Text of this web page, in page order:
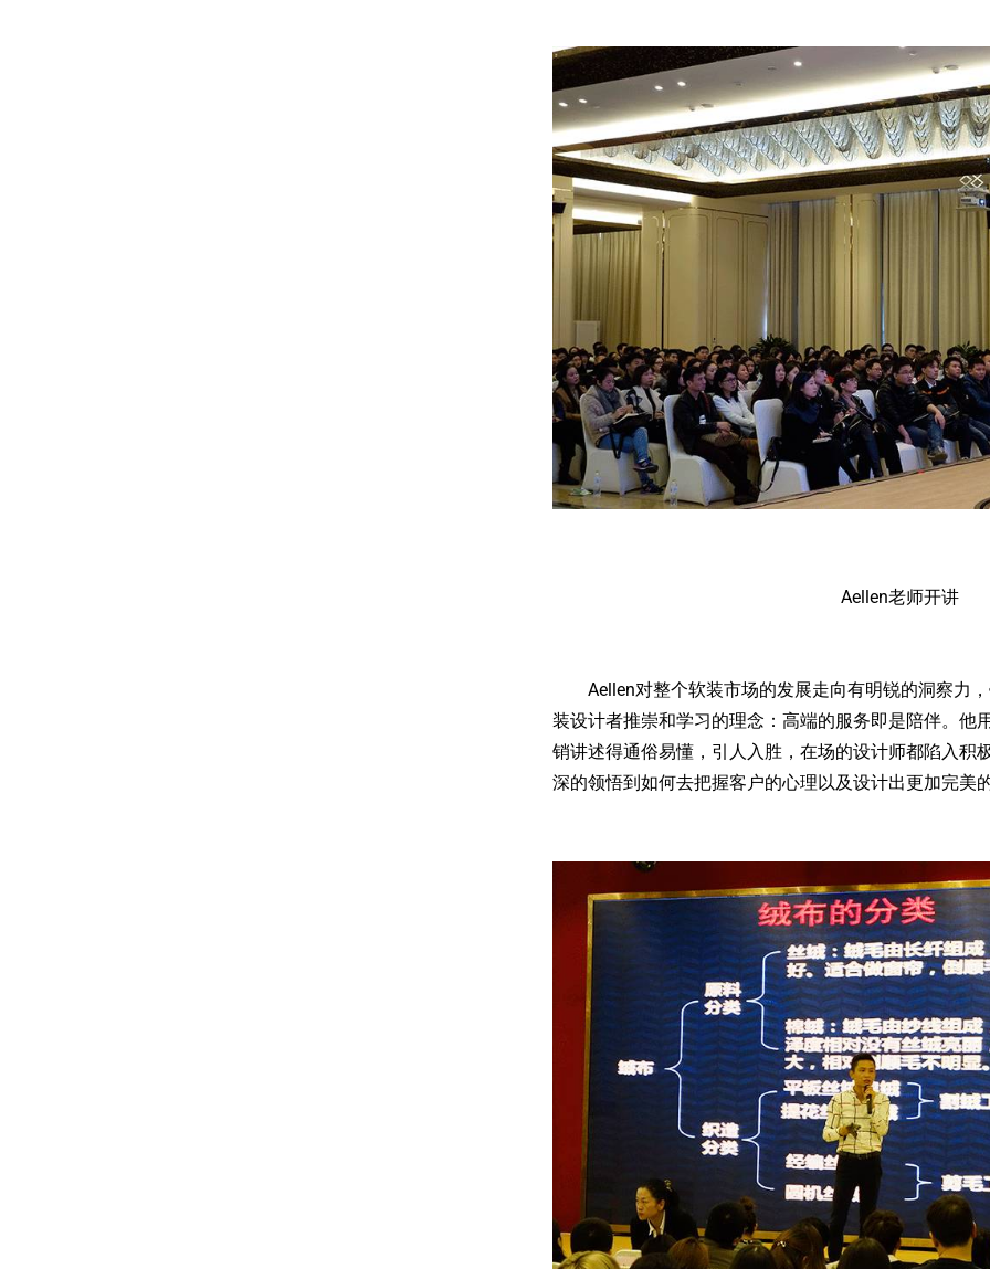
Aellen老师开讲
Aellen对整个软装市场的发展走向有明锐的洞察力，
装设计者推崇和学习的理念：高端的服务即是陪伴。他
销讲述得通俗易懂，引人入胜，在场的设计师都陷入积
深的领悟到如何去把握客户的心理以及设计出更加完美